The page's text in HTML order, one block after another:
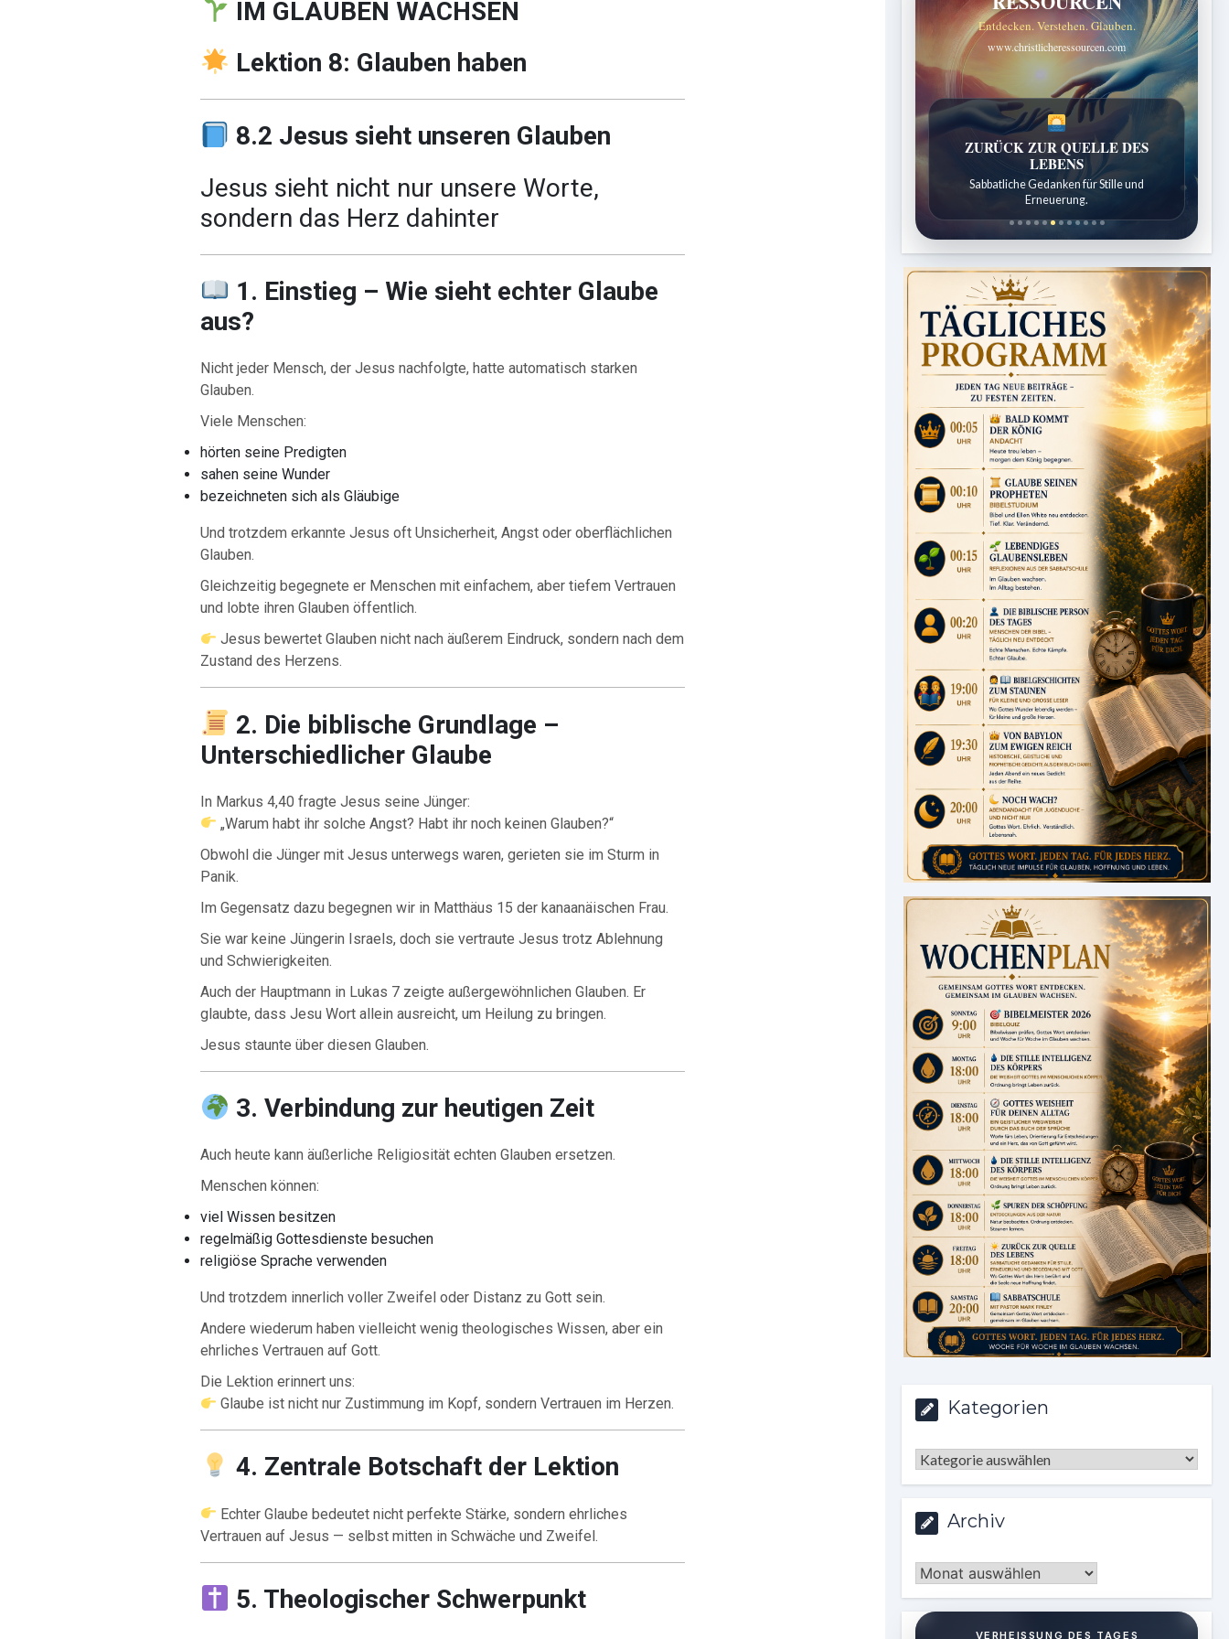
IM GLAUBEN WACHSEN
Lektion 8: Glauben haben
8.2 Jesus sieht unseren Glauben
Jesus sieht nicht nur unsere Worte,
sondern das Herz dahinter
1. Einstieg – Wie sieht echter Glaube
aus?
Nicht jeder Mensch, der Jesus nachfolgte, hatte automatisch starken
Glauben.
Viele Menschen:
hörten seine Predigten
sahen seine Wunder
bezeichneten sich als Gläubige
Und trotzdem erkannte Jesus oft Unsicherheit, Angst oder oberflächlichen
Glauben.
Gleichzeitig begegnete er Menschen mit einfachem, aber tiefem Vertrauen
und lobte ihren Glauben öffentlich.
Jesus bewertet Glauben nicht nach äußerem Eindruck, sondern nach dem
Zustand des Herzens.
2. Die biblische Grundlage –
Unterschiedlicher Glaube
In Markus 4,40 fragte Jesus seine Jünger:
„Warum habt ihr solche Angst? Habt ihr noch keinen Glauben?“
Obwohl die Jünger mit Jesus unterwegs waren, gerieten sie im Sturm in
Panik.
Im Gegensatz dazu begegnen wir in Matthäus 15 der kanaanäischen Frau.
Sie war keine Jüngerin Israels, doch sie vertraute Jesus trotz Ablehnung
und Schwierigkeiten.
Auch der Hauptmann in Lukas 7 zeigte außergewöhnlichen Glauben. Er
glaubte, dass Jesu Wort allein ausreicht, um Heilung zu bringen.
Jesus staunte über diesen Glauben.
3. Verbindung zur heutigen Zeit
Auch heute kann äußerliche Religiosität echten Glauben ersetzen.
Menschen können:
viel Wissen besitzen
regelmäßig Gottesdienste besuchen
religiöse Sprache verwenden
Und trotzdem innerlich voller Zweifel oder Distanz zu Gott sein.
Andere wiederum haben vielleicht wenig theologisches Wissen, aber ein
ehrliches Vertrauen auf Gott.
Die Lektion erinnert uns:
Glaube ist nicht nur Zustimmung im Kopf, sondern Vertrauen im Herzen.
4. Zentrale Botschaft der Lektion
Echter Glaube bedeutet nicht perfekte Stärke, sondern ehrliches
Vertrauen auf Jesus — selbst mitten in Schwäche und Zweifel.
5. Theologischer Schwerpunkt
Entdecken. Verstehen. Glauben.
www.christlicheressourcen.com
ZURÜCK ZUR QUELLE DES
LEBENS
Sabbatliche Gedanken für Stille und
Erneuerung.
SPUREN DER SCHÖPFUNG
Entdeckungen aus der Natur.
Kategorien
Kategorien
Archiv
Archiv
VERHEISSUNG DES TAGES